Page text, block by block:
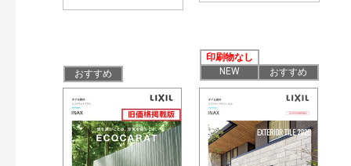
おすすめ
印刷物なし
NEW
おすすめ